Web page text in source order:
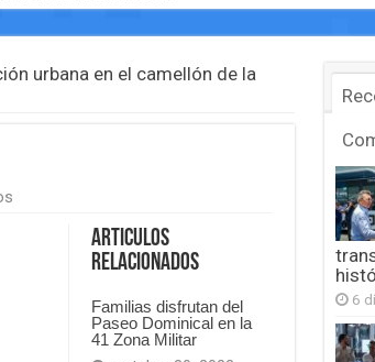
urbana en el camellón de la
en
Articulos
Relacionados
Familias disfrutan del
Paseo Dominical en la
41 Zona Militar
6